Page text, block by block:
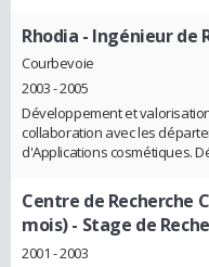
Rhodia - Ingénieur de
Courbevoie
2003 - 2005
Développement et
collaboration avec les
d'Applications cosmétiques.
Centre de Recherche
mois)- Stage de
2001 - 2003